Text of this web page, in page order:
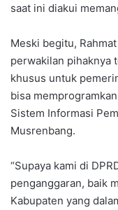
saat ini diakui
Meski begitu,
perwakilan pihaknya
khusus untuk
bisa
Sistem Informasi
Musrenbang.
“Supaya kami di
penganggaran, baik
Kabupaten yang